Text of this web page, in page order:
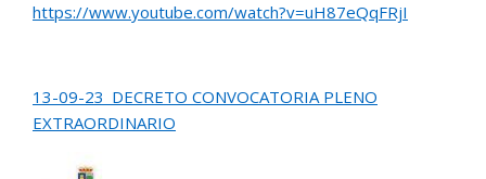
https://www.youtube.com/watch?v=uH87eQqFRjI
13-09-23_DECRETO CONVOCATORIA PLENO
EXTRAORDINARIO